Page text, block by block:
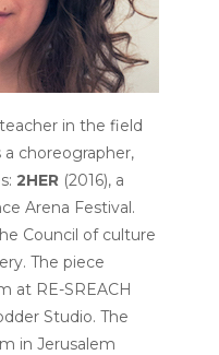
in the field
a choreographer,
2HER (2016), a
Arena Festival.
Council of culture
. The piece
at RE-SREACH
Studio. The
in Jerusalem